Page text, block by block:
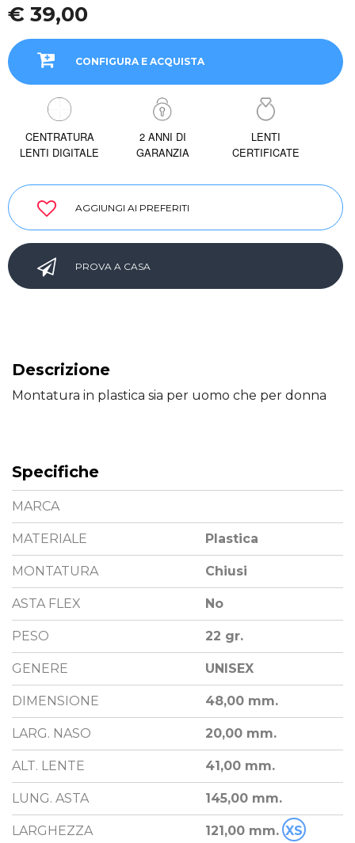
€ 39,00
CONFIGURA E ACQUISTA
CENTRATURA
LENTI DIGITALE
2 ANNI DI
GARANZIA
LENTI
CERTIFICATE
AGGIUNGI AI PREFERITI
PROVA A CASA
Descrizione
Montatura in plastica sia per uomo che per donna
Specifiche
MARCA
MATERIALE Plastica
MONTATURA Chiusi
ASTA FLEX No
PESO 22 gr.
GENERE UNISEX
DIMENSIONE 48,00 mm.
LARG. NASO 20,00 mm.
ALT. LENTE 41,00 mm.
LUNG. ASTA 145,00 mm.
LARGHEZZA 121,00 mm. XS